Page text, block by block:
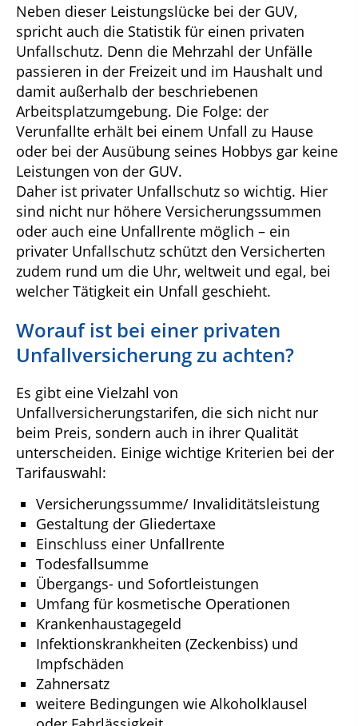
Neben dieser Leistungslücke bei der GUV,
spricht auch die Statistik für einen privaten
Unfallschutz. Denn die Mehrzahl der Unfälle
passieren in der Freizeit und im Haushalt und
damit außerhalb der beschriebenen
Arbeitsplatzumgebung. Die Folge: der
Verunfallte erhält bei einem Unfall zu Hause
oder bei der Ausübung seines Hobbys gar keine
Leistungen von der GUV.
Daher ist privater Unfallschutz so wichtig. Hier
sind nicht nur höhere Versicherungssummen
oder auch eine Unfallrente möglich – ein
privater Unfallschutz schützt den Versicherten
zudem rund um die Uhr, weltweit und egal, bei
welcher Tätigkeit ein Unfall geschieht.
Worauf ist bei einer privaten
Unfallversicherung zu achten?
Es gibt eine Vielzahl von
Unfallversicherungstarifen, die sich nicht nur
beim Preis, sondern auch in ihrer Qualität
unterscheiden. Einige wichtige Kriterien bei der
Tarifauswahl:
Versicherungssumme/ Invaliditätsleistung
Gestaltung der Gliedertaxe
Einschluss einer Unfallrente
Todesfallsumme
Übergangs- und Sofortleistungen
Umfang für kosmetische Operationen
Krankenhaustagegeld
Infektionskrankheiten (Zeckenbiss) und
Impfschäden
Zahnersatz
weitere Bedingungen wie Alkoholklausel